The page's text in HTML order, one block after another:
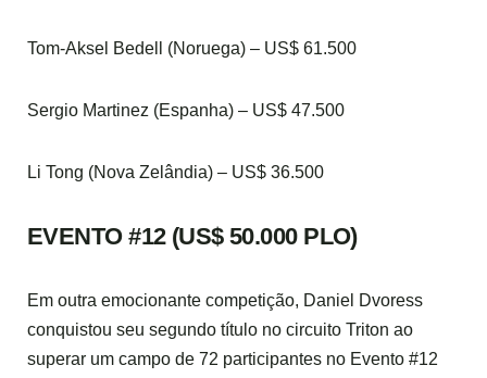
Tom-Aksel Bedell (Noruega) – US$ 61.500
Sergio Martinez (Espanha) – US$ 47.500
Li Tong (Nova Zelândia) – US$ 36.500
EVENTO #12 (US$ 50.000 PLO)
Em outra emocionante competição, Daniel Dvoress
conquistou seu segundo título no circuito Triton ao
superar um campo de 72 participantes no Evento #12